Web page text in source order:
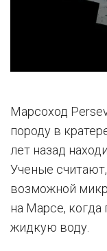
Марсоход
породу в
лет назад
Ученые
возможной
на Марсе, когда
жидкую воду.